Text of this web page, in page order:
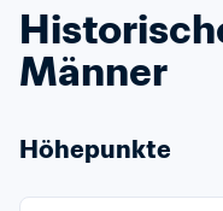
Männer
Höhepunkte